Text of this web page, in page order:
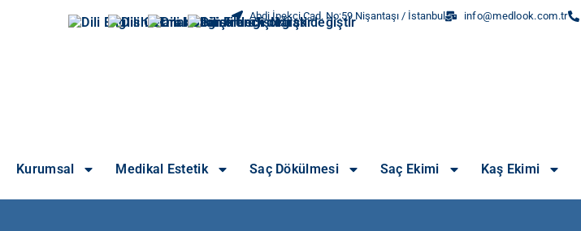
Abdi İpekçi Cad. No:59 Nişantaşı / İstanbul info@medlook.com.tr
Kurumsal Medikal Estetik Saç Dökülmesi Saç Ekimi Kaş Ekimi